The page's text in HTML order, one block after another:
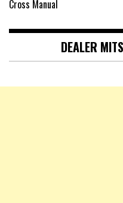
DEALER